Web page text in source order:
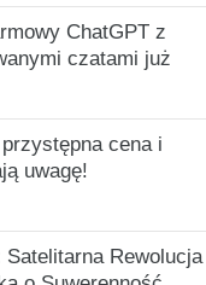
ChatGPT z
czatami już
cena i
uwagę!
Satelitarna Rewolucja